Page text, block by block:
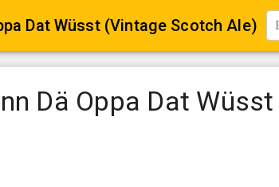
Dat Wüsst (Vintage Scotch Ale)
Dä Oppa Dat